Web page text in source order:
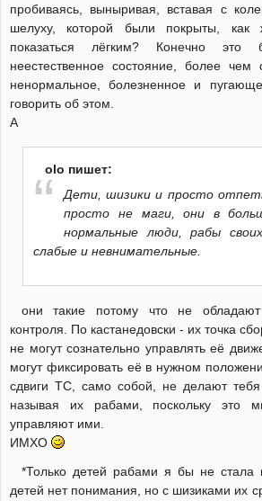
пробиваясь, выныривая, вставая с
шелуху, которой были покрыты,
показаться лёгким? Конечно
неестественное состояние, более
ненормальное, болезненное и
говорить об этом.
А
olo пишет:
Дети, шизики и просто
просто не маги, они в
нормальные люди, рабы
слабые и невнимательные.
они такие потому что не
контроля. По кастанедовски - их точка
не могут сознательно управлять её
могут фиксировать её в нужном
сдвиги ТС, само собой, не делают
называя их рабами, поскольку это
управляют ими.
ИМХО
*Только детей рабами я бы не стала
детей нет понимания, но с шизиками их